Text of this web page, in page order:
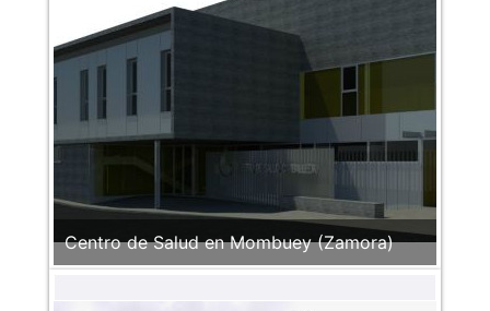
Centro de Salud en Mombuey (Zamora)